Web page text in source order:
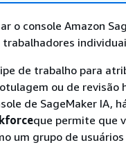
o console Amazon
trabalhadores
de trabalho para
ou de revisão
de SageMaker IA,
que permite que
um grupo de